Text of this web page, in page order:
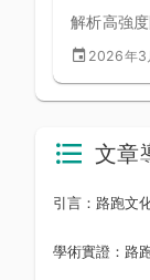
顧：國際
解析高強
（
計與恢復安
2026年3
文章